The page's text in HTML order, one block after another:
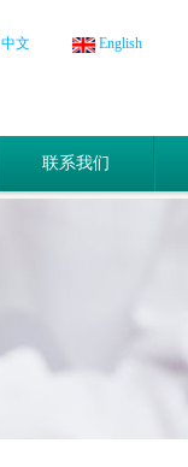
中文 English
联系我们